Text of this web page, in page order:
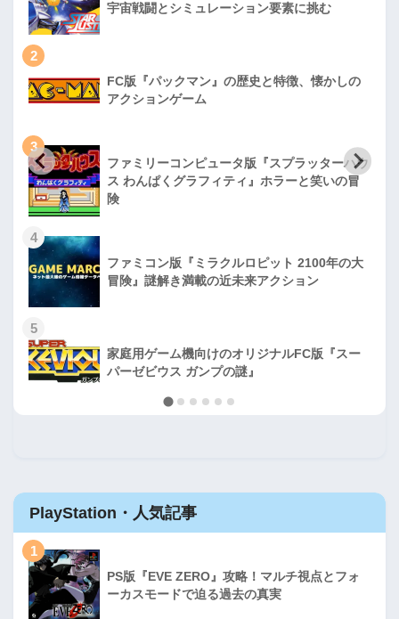
宇宙戦闘とシミュレーション要素に挑む
2
FC版『パックマン』の歴史と特徴、懐かしの
アクションゲーム
3
ファミリーコンピュータ版『スプラッターハウ
ス わんぱくグラフィティ』ホラーと笑いの冒
険
4
ファミコン版『ミラクルロピット 2100年の大
冒険』謎解き満載の近未来アクション
5
家庭用ゲーム機向けのオリジナルFC版『スー
パーゼビウス ガンプの謎』
PlayStation・人気記事
1
PS版『EVE ZERO』攻略！マルチ視点とフォ
ーカスモードで迫る過去の真実